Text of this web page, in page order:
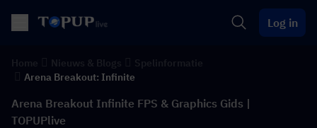
Log in
Arena Breakout: Infinite
Arena Breakout Infinite FPS & Graphics Gids |
TOPUPlive